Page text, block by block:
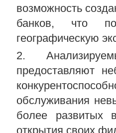
возможность
банков, что
географическую
2.
предоставляют
обслуживания
более развитых
открытия своих